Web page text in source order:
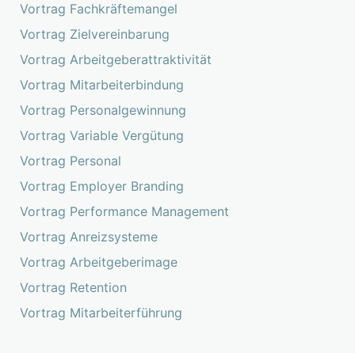
Vortrag Fachkräftemangel
Vortrag Zielvereinbarung
Vortrag Arbeitgeberattraktivität
Vortrag Mitarbeiterbindung
Vortrag Personalgewinnung
Vortrag Variable Vergütung
Vortrag Personal
Vortrag Employer Branding
Vortrag Performance Management
Vortrag Anreizsysteme
Vortrag Arbeitgeberimage
Vortrag Retention
Vortrag Mitarbeiterführung